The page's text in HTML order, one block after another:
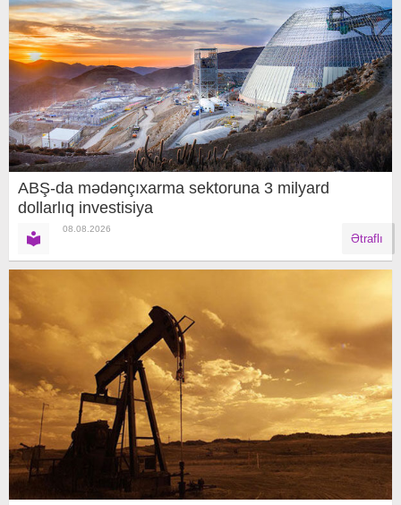
ABŞ-da mədənçıxarma sektoruna 3 milyard
dollarlıq investisiya
08.08.2026
Ətraflı